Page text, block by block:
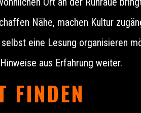
Nähe, machen Kultur
eine Lesung organisieren
aus Erfahrung weiter.
FINDEN